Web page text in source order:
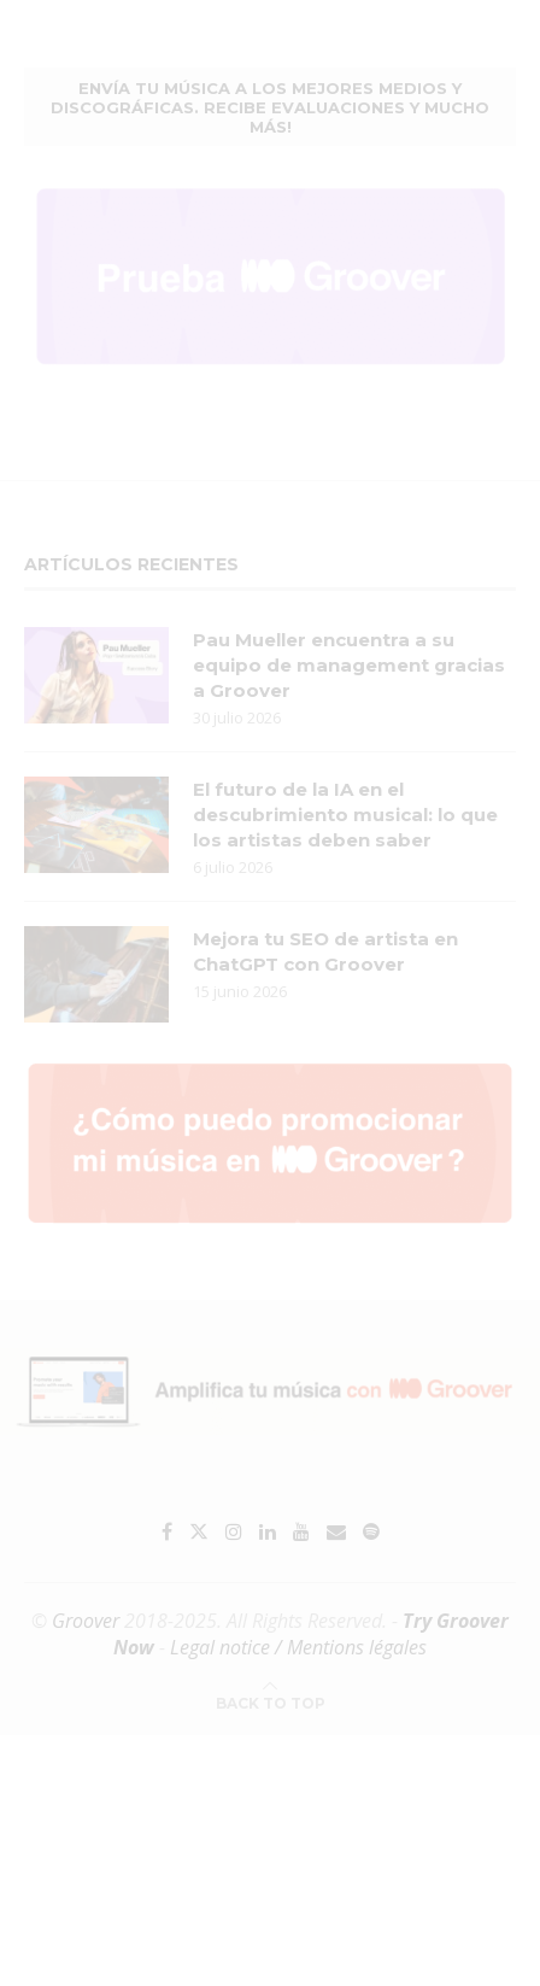
ENVÍA TU MÚSICA A LOS MEJORES MEDIOS Y
DISCOGRÁFICAS. RECIBE EVALUACIONES Y MUCHO
MÁS!
ARTÍCULOS RECIENTES
Pau Mueller encuentra a su
equipo de management gracias
a Groover
30 julio 2026
El futuro de la IA en el
descubrimiento musical: lo que
los artistas deben saber
6 julio 2026
Mejora tu SEO de artista en
ChatGPT con Groover
15 junio 2026
Groover2018-2025. All Rights Reserved. - Try Groover
Now
Legal notice / Mentions légales